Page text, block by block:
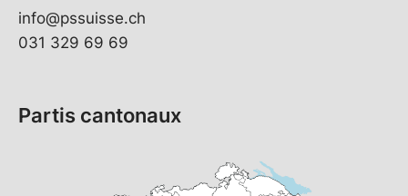
info@pssuisse.ch
031 329 69 69
Partis cantonaux